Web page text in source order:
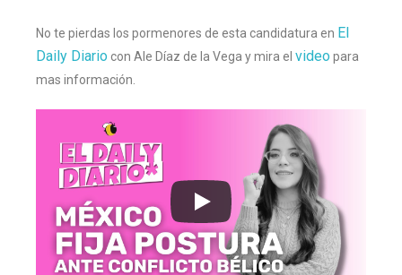
No te pierdas los pormenores de esta candidatura en El
Daily Diario con Ale Díaz de la Vega y mira el videopara
mas información.